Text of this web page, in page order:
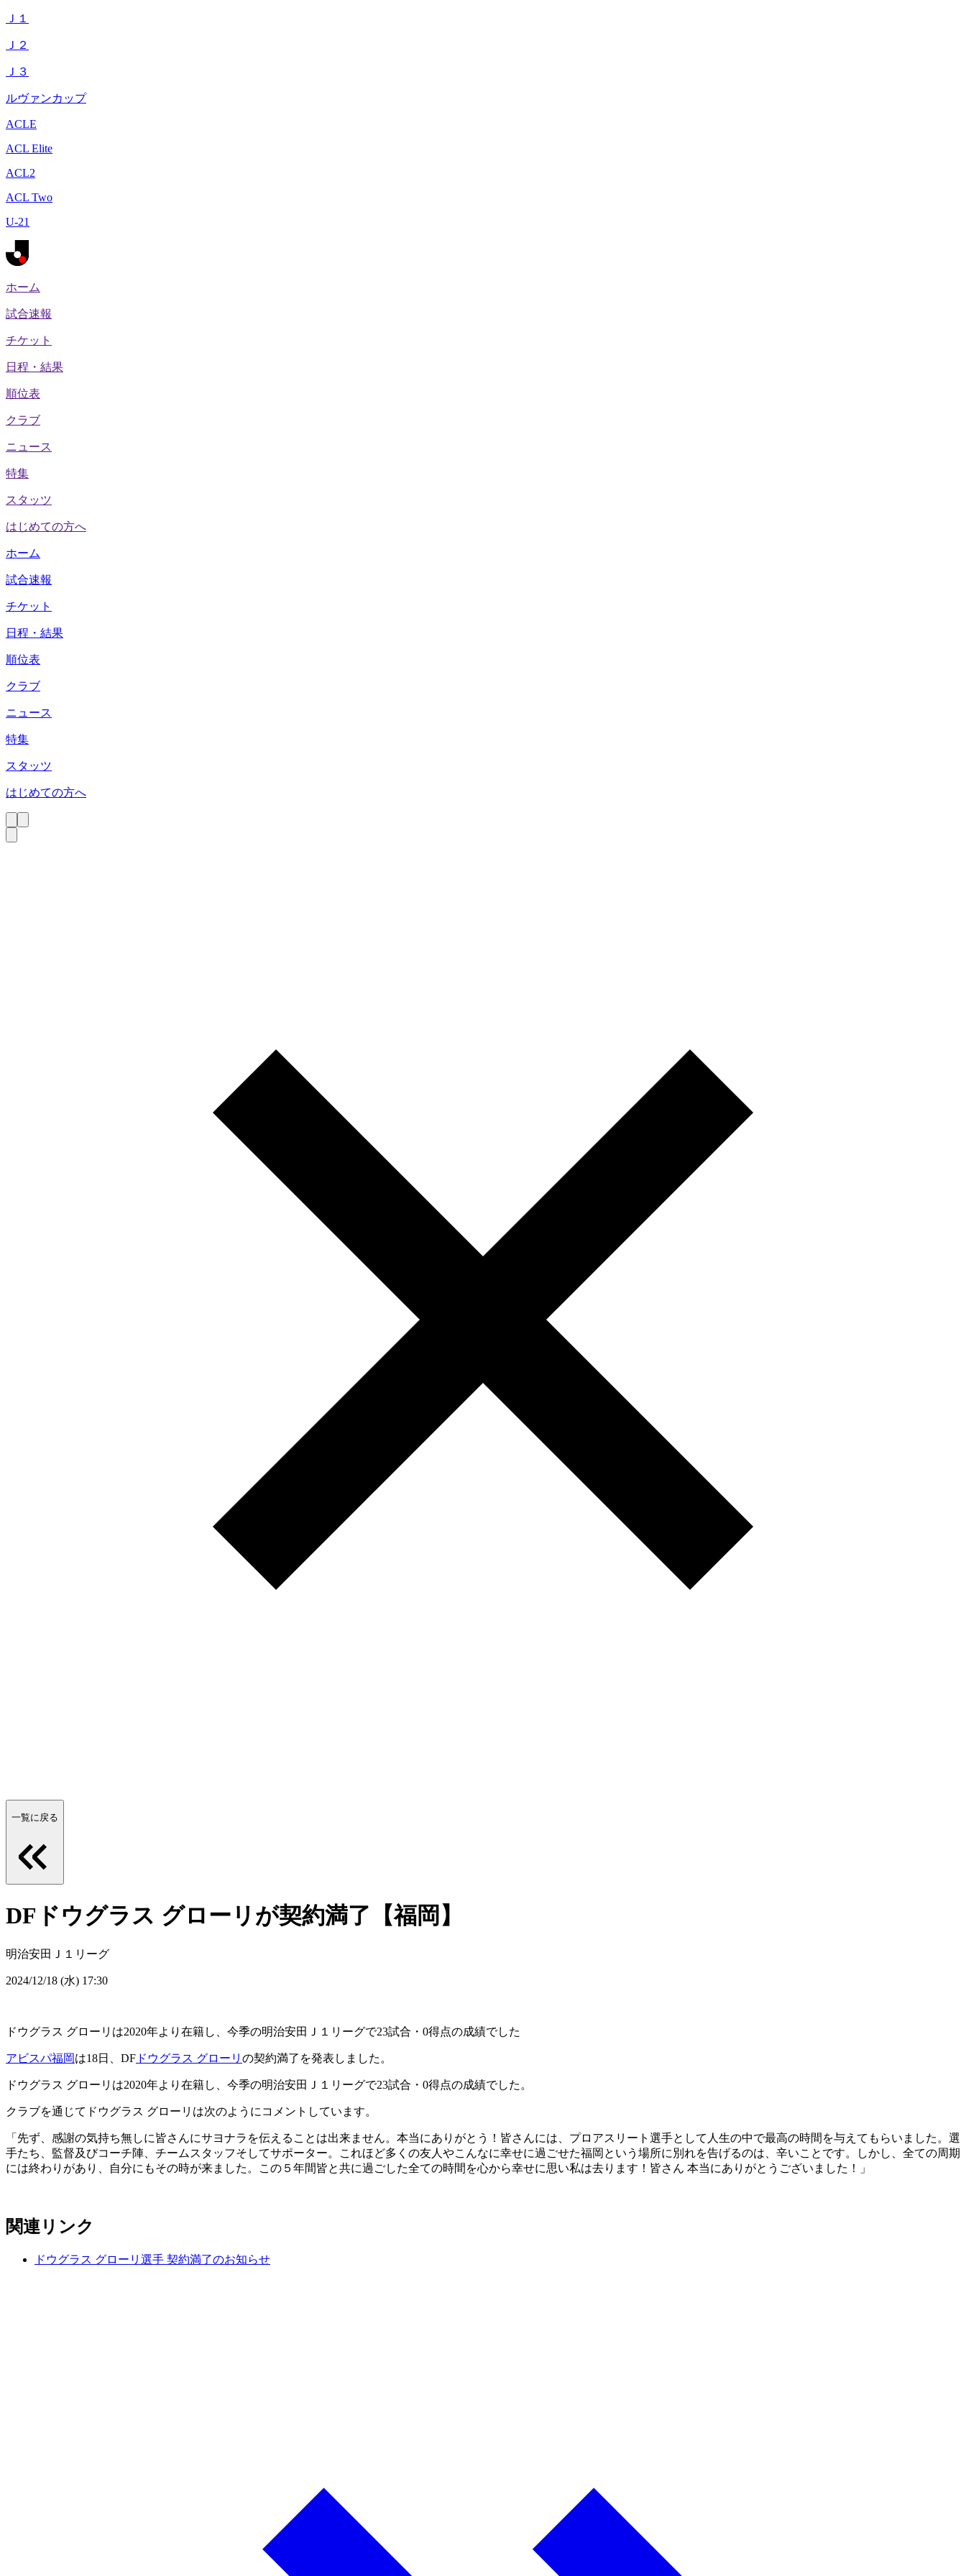
Ｊ１
Ｊ２
Ｊ３
ルヴァンカップ
ACLE
ACL Elite
ACL2
ACL Two
U-21
ホーム
試合速報
チケット
日程・結果
順位表
クラブ
ニュース
特集
スタッツ
はじめての方へ
ホーム
試合速報
チケット
日程・結果
順位表
クラブ
ニュース
特集
スタッツ
はじめての方へ
一覧に戻る
DFドウグラス グローリが契約満了【福岡】
明治安田Ｊ１リーグ
2024/12/18 (水) 17:30
ドウグラス グローリは2020年より在籍し、今季の明治安田Ｊ１リーグで23試合・0得点の成績でした
アビスパ福岡は18日、DF ドウグラス グローリ の契約満了を発表しました。
ドウグラス グローリは2020年より在籍し、今季の明治安田Ｊ１リーグで23試合・0得点の成績でした。
クラブを通じてドウグラス グローリは次のようにコメントしています。
「先ず、感謝の気持ち無しに皆さんにサヨナラを伝えることは出来ません。本当にありがとう！皆さんには、プロアスリート選手として人生の中で最高の時間を与えてもらいました。選
手たち、監督及びコーチ陣、チームスタッフそしてサポーター。これほど多くの友人やこんなに幸せに過ごせた福岡という場所に別れを告げるのは、辛いことです。しかし、全ての周期
には終わりがあり、自分にもその時が来ました。この５年間皆と共に過ごした全ての時間を心から幸せに思い私は去ります！皆さん 本当にありがとうございました！」
関連リンク
ドウグラス グローリ選手 契約満了のお知らせ